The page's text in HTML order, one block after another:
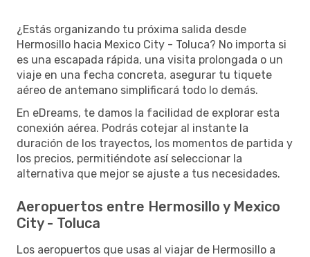
¿Estás organizando tu próxima salida desde
Hermosillo hacia Mexico City - Toluca? No importa si
es una escapada rápida, una visita prolongada o un
viaje en una fecha concreta, asegurar tu tiquete
aéreo de antemano simplificará todo lo demás.
En eDreams, te damos la facilidad de explorar esta
conexión aérea. Podrás cotejar al instante la
duración de los trayectos, los momentos de partida y
los precios, permitiéndote así seleccionar la
alternativa que mejor se ajuste a tus necesidades.
Aeropuertos entre Hermosillo y Mexico
City - Toluca
Los aeropuertos que usas al viajar de Hermosillo a